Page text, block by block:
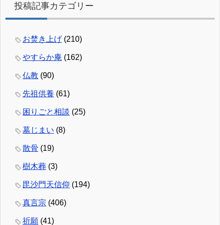
投稿記事カテゴリー
お焚き上げ (210)
やすらか庵 (162)
仏教 (90)
先祖供養 (61)
困りごと相談 (25)
墓じまい (8)
散骨 (19)
樹木葬 (3)
毘沙門天信仰 (194)
真言宗 (406)
祈願 (41)